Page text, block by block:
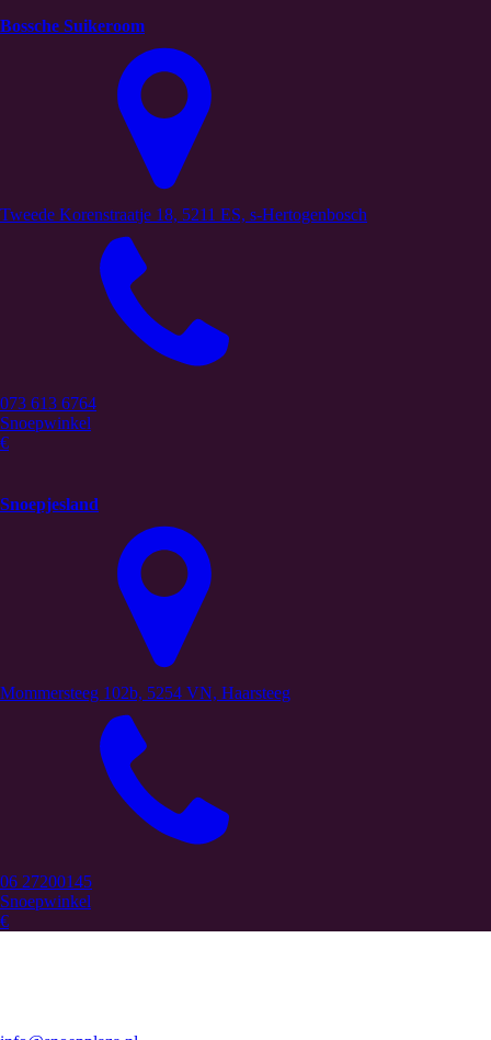
Bossche Suikeroom
Tweede Korenstraatje 18, 5211 ES, s-Hertogenbosch
073 613 6764
Snoepwinkel
€
Snoepjesland
Mommersteeg 102b, 5254 VN, Haarsteeg
06 27200145
Snoepwinkel
€